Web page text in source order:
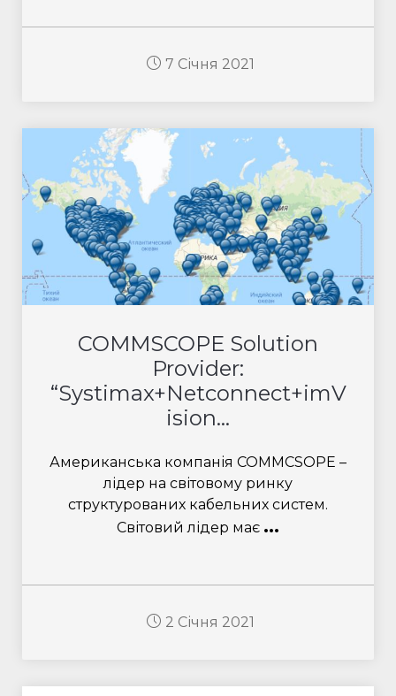
7 Січня 2021
COMMSCOPE Solution
Provider:
“Systimax+Netconnect+imV
ision...
Американська компанія COMMCSOPE –
лідер на світовому ринку
структурованих кабельних систем.
Світовий лідер має ...
2 Січня 2021